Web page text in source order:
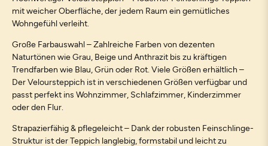
mit weicher Oberfläche, der jedem Raum ein gemütliches
Wohngefühl verleiht.
Große Farbauswahl – Zahlreiche Farben von dezenten
Naturtönen wie Grau, Beige und Anthrazit bis zu kräftigen
Trendfarben wie Blau, Grün oder Rot. Viele Größen erhältlich –
Der Veloursteppich ist in verschiedenen Größen verfügbar und
passt perfekt ins Wohnzimmer, Schlafzimmer, Kinderzimmer
oder den Flur.
Strapazierfähig & pflegeleicht – Dank der robusten Feinschlinge-
Struktur ist der Teppich langlebig, formstabil und leicht zu